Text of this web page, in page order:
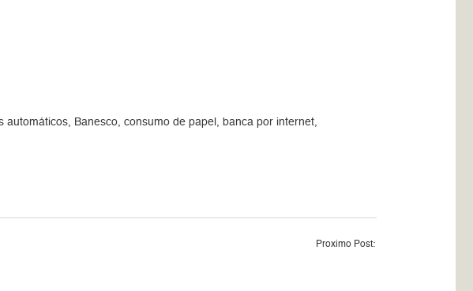
Banesco, consumo de papel, banca por internet,
Proximo Post: